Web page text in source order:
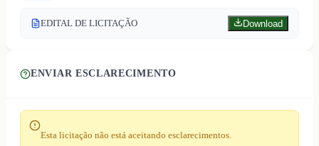
EDITAL DE LICITAÇÃO Download
ENVIAR ESCLARECIMENTO
Esta licitação não está aceitando esclarecimentos.